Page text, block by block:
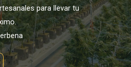
para llevar tu